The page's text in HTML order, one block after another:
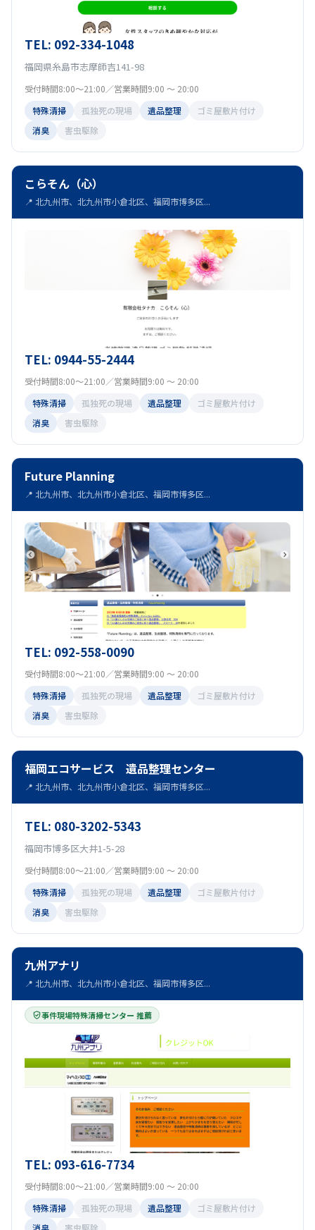
TEL: 092-334-1048
福岡県糸島市志摩師吉141-98
受付時間8:00～21:00／営業時間9:00 ～ 20:00
特殊清掃
孤独死の現場 遺品整理
ゴミ屋敷片付け
消臭
害虫駆除
こらそん（心）
📍 北九州市、北九州市小倉北区、福岡市博多区...
TEL: 0944-55-2444
受付時間8:00～21:00／営業時間9:00 ～ 20:00
特殊清掃
孤独死の現場 遺品整理
ゴミ屋敷片付け
消臭
害虫駆除
Future Planning
📍 北九州市、北九州市小倉北区、福岡市博多区...
TEL: 092-558-0090
受付時間8:00～21:00／営業時間9:00 ～ 20:00
特殊清掃
孤独死の現場 遺品整理
ゴミ屋敷片付け
消臭
害虫駆除
福岡エコサービス 遺品整理センター
📍 北九州市、北九州市小倉北区、福岡市博多区...
TEL: 080-3202-5343
福岡市博多区大井1-5-28
受付時間8:00～21:00／営業時間9:00 ～ 20:00
特殊清掃
孤独死の現場 遺品整理
ゴミ屋敷片付け
消臭
害虫駆除
九州アナリ
📍 北九州市、北九州市小倉北区、福岡市博多区...
事件現場特殊清掃センター 推薦
TEL: 093-616-7734
受付時間8:00～21:00／営業時間9:00 ～ 20:00
特殊清掃
孤独死の現場 遺品整理
ゴミ屋敷片付け
消臭
害虫駆除